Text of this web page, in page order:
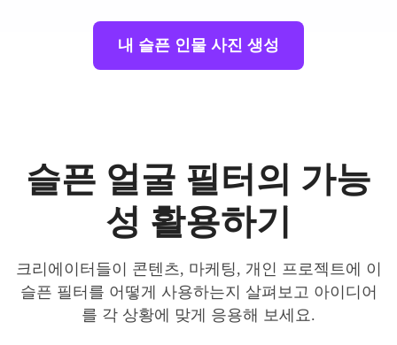
내 슬픈 인물 사진 생성
슬픈 얼굴 필터의 가능
성 활용하기
크리에이터들이 콘텐츠, 마케팅, 개인 프로젝트에 이
슬픈 필터를 어떻게 사용하는지 살펴보고 아이디어
를 각 상황에 맞게 응용해 보세요.